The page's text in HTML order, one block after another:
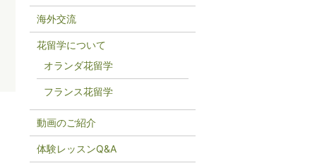
海外交流
花留学について
オランダ花留学
フランス花留学
動画のご紹介
体験レッスンQ&A